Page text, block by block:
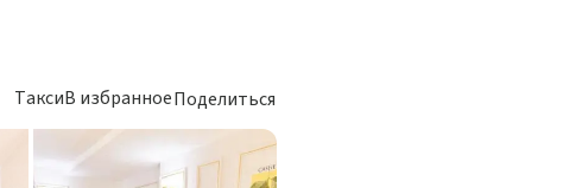
ТаксиВ избранноеПоделиться